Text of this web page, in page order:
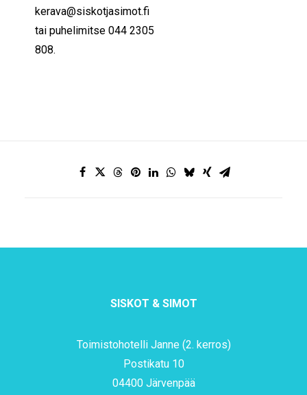
kerava@siskotjasimot.fi
tai puhelimitse 044 2305
808.
SISKOT & SIMOT
Toimistohotelli Janne (2. kerros)
Postikatu 10
04400 Järvenpää